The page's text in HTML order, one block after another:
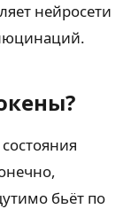
нейросети
бьёт по